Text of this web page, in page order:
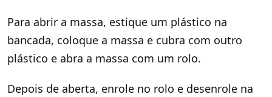
Para abrir a massa, estique um plástico na
bancada, coloque a massa e cubra com outro
plástico e abra a massa com um rolo.
Depois de aberta, enrole no rolo e desenrole na